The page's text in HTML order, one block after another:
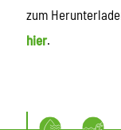
zum
hier.